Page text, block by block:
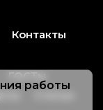
Контакты
ГОСТы
работы